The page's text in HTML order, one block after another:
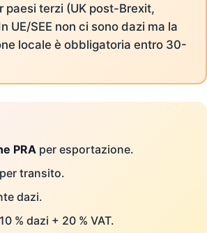
paesi terzi (UK post-Brexit,
UE/SEE non ci sono dazi ma la
locale è obbligatoria entro 30-
PRA per esportazione.
per transito.
dazi.
% dazi + 20 % VAT.